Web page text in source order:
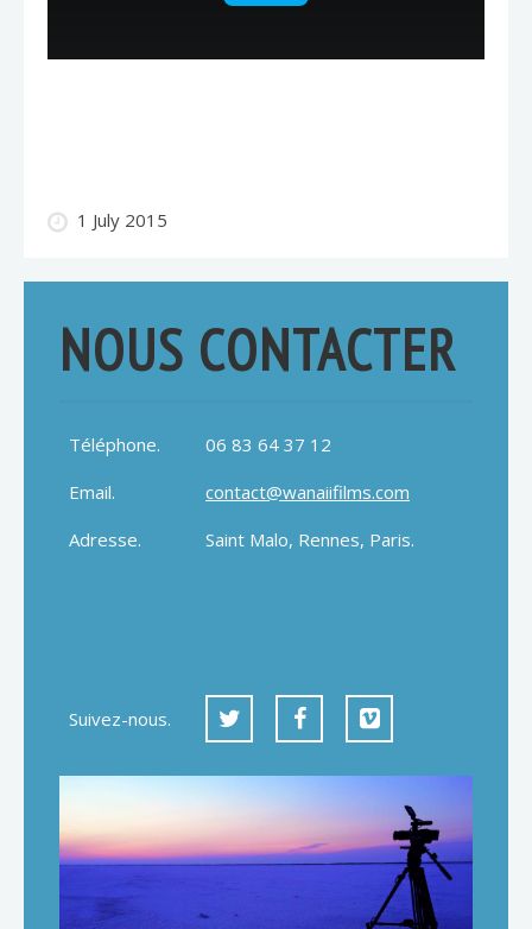
1 July 2015
NOUS CONTACTER
Téléphone.
06 83 64 37 12
Email.
contact@wanaiifilms.com
Adresse.
Saint Malo, Rennes, Paris.
Suivez-nous.